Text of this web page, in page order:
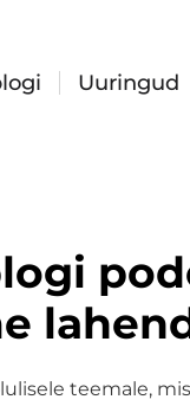
Uuringud
teemale,